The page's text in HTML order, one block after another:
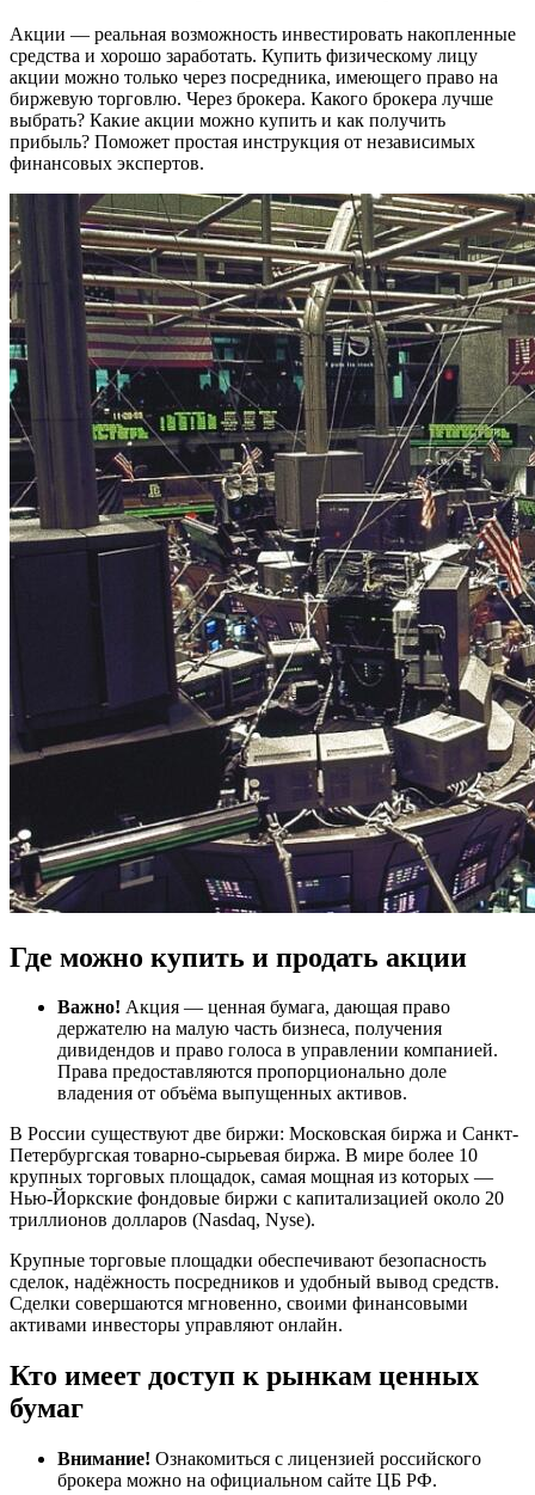
Акции — реальная возможность инвестировать накопленные
средства и хорошо заработать. Купить физическому лицу
акции можно только через посредника, имеющего право на
биржевую торговлю. Через брокера. Какого брокера лучше
выбрать? Какие акции можно купить и как получить
прибыль? Поможет простая инструкция от независимых
финансовых экспертов.
Где можно купить и продать акции
Важно! Акция — ценная бумага, дающая право
держателю на малую часть бизнеса, получения
дивидендов и право голоса в управлении компанией.
Права предоставляются пропорционально доле
владения от объёма выпущенных активов.
В России существуют две биржи: Московская биржа и Санкт-
Петербургская товарно-сырьевая биржа. В мире более 10
крупных торговых площадок, самая мощная из которых —
Нью-Йоркские фондовые биржи с капитализацией около 20
триллионов долларов (Nasdaq, Nyse).
Крупные торговые площадки обеспечивают безопасность
сделок, надёжность посредников и удобный вывод средств.
Сделки совершаются мгновенно, своими финансовыми
активами инвесторы управляют онлайн.
Кто имеет доступ к рынкам ценных
бумаг
Внимание! Ознакомиться с лицензией российского
брокера можно на официальном сайте ЦБ РФ.